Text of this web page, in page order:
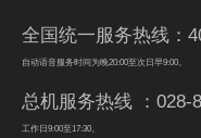
全国统一服务热线：
自动语音服务时间为晚20:00至次日早9:00。
总机服务热线 ：028-
工作日9:00至17:30。